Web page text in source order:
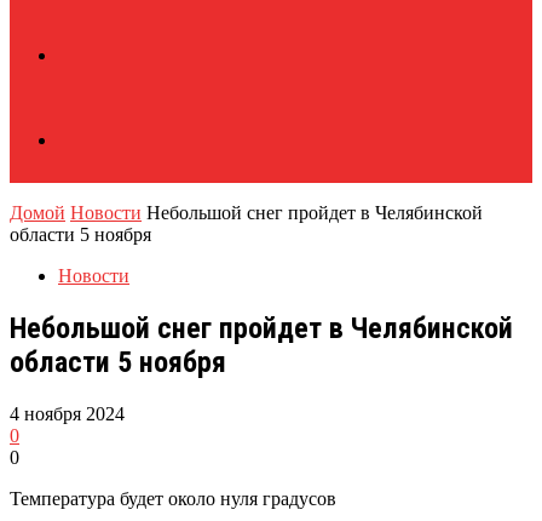
Домой Новости Небольшой снег пройдет в Челябинской
области 5 ноября
Новости
Небольшой снег пройдет в Челябинской
области 5 ноября
4 ноября 2024
0
0
Температура будет около нуля градусов